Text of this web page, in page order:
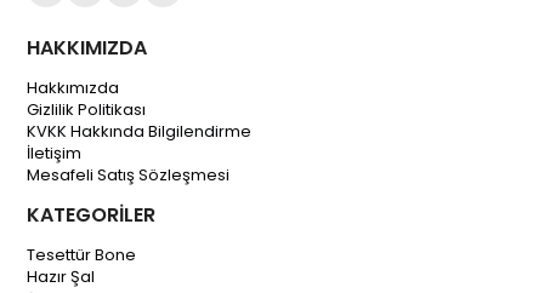
HAKKIMIZDA
Hakkımızda
Gizlilik Politikası
KVKK Hakkında Bilgilendirme
İletişim
Mesafeli Satış Sözleşmesi
KATEGORİLER
Tesettür Bone
Hazır Şal